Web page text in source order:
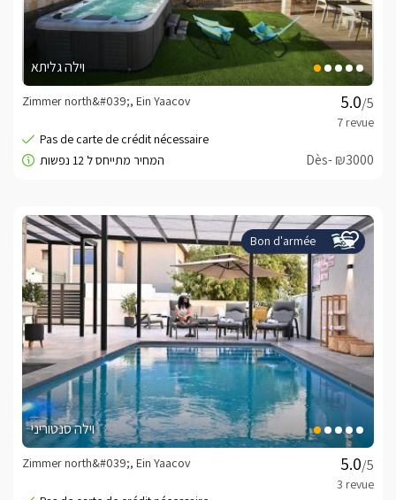
וילה גליתא
/5
Zimmer north&#039;, Ein Yaacov
Dès- ₪3000
Bon d'armée
וילה סנטוריני
/5
Zimmer north&#039;, Ein Yaacov